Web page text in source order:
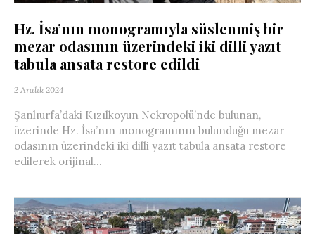
Hz. İsa’nın monogramıyla süslenmiş bir
mezar odasının üzerindeki iki dilli yazıt
tabula ansata restore edildi
2 Aralık 2024
Şanlıurfa’daki Kızılkoyun Nekropolü’nde bulunan,
üzerinde Hz. İsa’nın monogramının bulunduğu mezar
odasının üzerindeki iki dilli yazıt tabula ansata restore
edilerek orijinal...